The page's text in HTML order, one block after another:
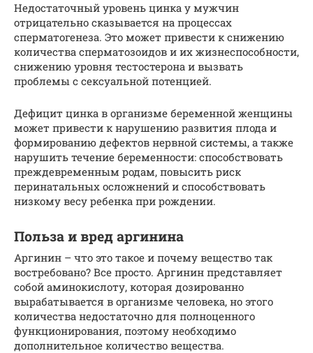
Недостаточный уровень цинка у мужчин
отрицательно сказывается на процессах
сперматогенеза. Это может привести к снижению
количества сперматозоидов и их жизнеспособности,
снижению уровня тестостерона и вызвать
проблемы с сексуальной потенцией.
Дефицит цинка в организме беременной женщины
может привести к нарушению развития плода и
формированию дефектов нервной системы, а также
нарушить течение беременности: способствовать
преждевременным родам, повысить риск
перинатальных осложнений и способствовать
низкому весу ребенка при рождении.
Польза и вред аргинина
Аргинин – что это такое и почему вещество так
востребовано? Все просто. Аргинин представляет
собой аминокислоту, которая дозированно
вырабатывается в организме человека, но этого
количества недостаточно для полноценного
функционирования, поэтому необходимо
дополнительное количество вещества.